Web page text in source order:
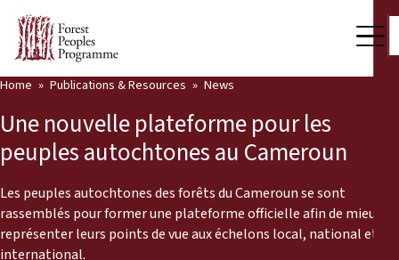
Our Work
Community Voices
Latest News
Home Publications & Resources News
Une nouvelle plateforme pour les
peuples autochtones au Cameroun
Les peuples autochtones des forêts du Cameroun se sont
rassemblés pour former une plateforme officielle afin de mieux
représenter leurs points de vue aux échelons local, national et
international.